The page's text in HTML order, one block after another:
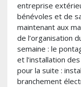
entreprise
bénévoles et de
maintenant aux
de l’organisation
semaine : le
et l’installation
pour la suite :
branchement